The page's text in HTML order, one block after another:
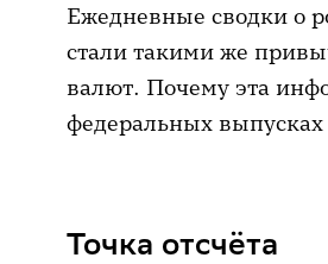
Ежедневные сводки о
стали такими же
валют. Почему эта
федеральных
Точка отсчёта